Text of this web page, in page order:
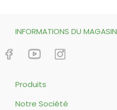
INFORMATIONS DU MAGASIN
Produits
Notre Société